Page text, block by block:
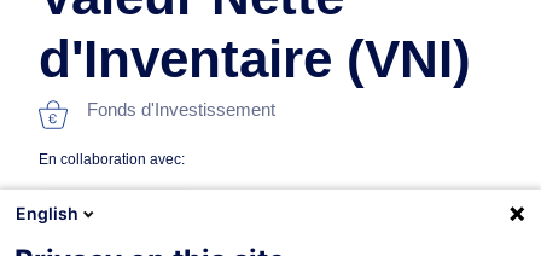
d'Inventaire (VNI)
Fonds d'Investissement
En collaboration avec:
English